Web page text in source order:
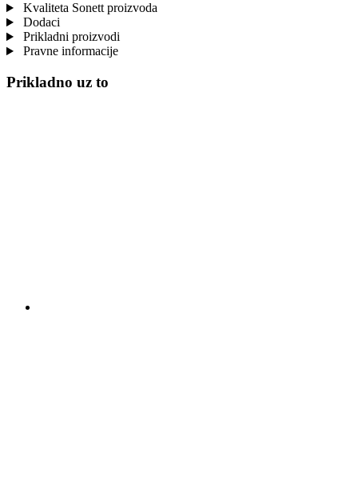
Kvaliteta Sonett proizvoda
Dodaci
Prikladni proizvodi
Pravne informacije
Prikladno uz to